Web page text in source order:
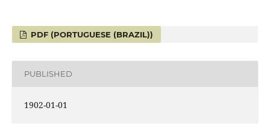
PDF (PORTUGUESE (BRAZIL))
PUBLISHED
1902-01-01